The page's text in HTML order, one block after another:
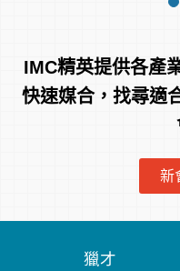
IMC精英提供各產
快速媒合，找尋適
新
獵才